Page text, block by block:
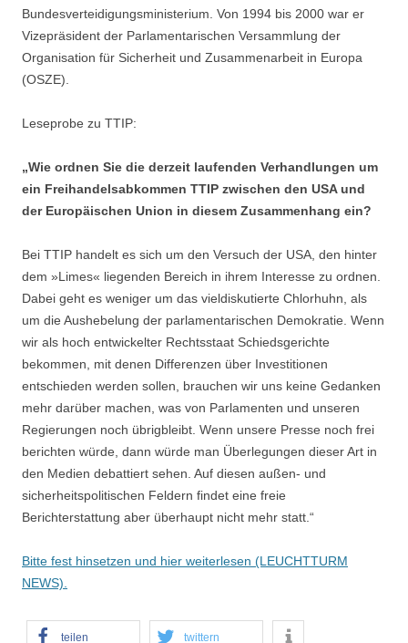
Bundesverteidigungsministerium. Von 1994 bis 2000 war er
Vizepräsident der Parlamentarischen Versammlung der
Organisation für Sicherheit und Zusammenarbeit in Europa
(OSZE).
Leseprobe zu TTIP:
„Wie ordnen Sie die derzeit laufenden Verhandlungen um
ein Freihandelsabkommen TTIP zwischen den USA und
der Europäischen Union in diesem Zusammenhang ein?
Bei TTIP handelt es sich um den Versuch der USA, den hinter
dem »Limes« liegenden Bereich in ihrem Interesse zu ordnen.
Dabei geht es weniger um das vieldiskutierte Chlorhuhn, als
um die Aushebelung der parlamentarischen Demokratie. Wenn
wir als hoch entwickelter Rechtsstaat Schiedsgerichte
bekommen, mit denen Differenzen über Investitionen
entschieden werden sollen, brauchen wir uns keine Gedanken
mehr darüber machen, was von Parlamenten und unseren
Regierungen noch übrigbleibt. Wenn unsere Presse noch frei
berichten würde, dann würde man Überlegungen dieser Art in
den Medien debattiert sehen. Auf diesen außen- und
sicherheitspolitischen Feldern findet eine freie
Berichterstattung aber überhaupt nicht mehr statt.“
Bitte fest hinsetzen und hier weiterlesen (LEUCHTTURM
NEWS).
teilen twittern